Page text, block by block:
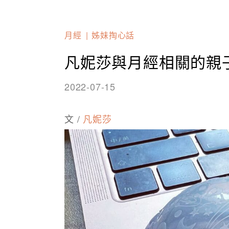
月經 姊妹掏心話
凡妮莎與月經相關的親
2022-07-15
文 / 凡妮莎